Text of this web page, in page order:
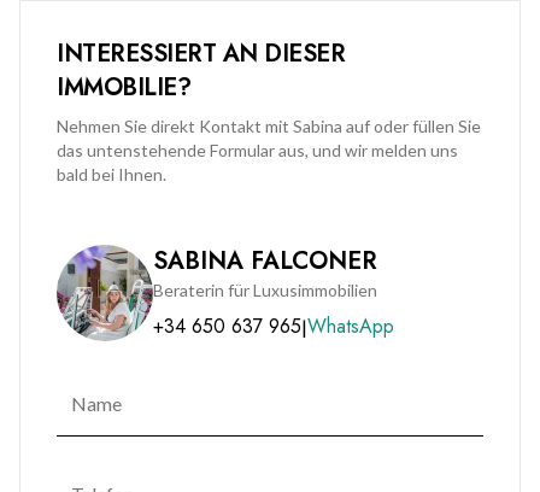
INTERESSIERT AN DIESER
IMMOBILIE?
Nehmen Sie direkt Kontakt mit Sabina auf oder füllen Sie
das untenstehende Formular aus, und wir melden uns
bald bei Ihnen.
SABINA FALCONER
Beraterin für Luxusimmobilien
+34 650 637 965|WhatsApp